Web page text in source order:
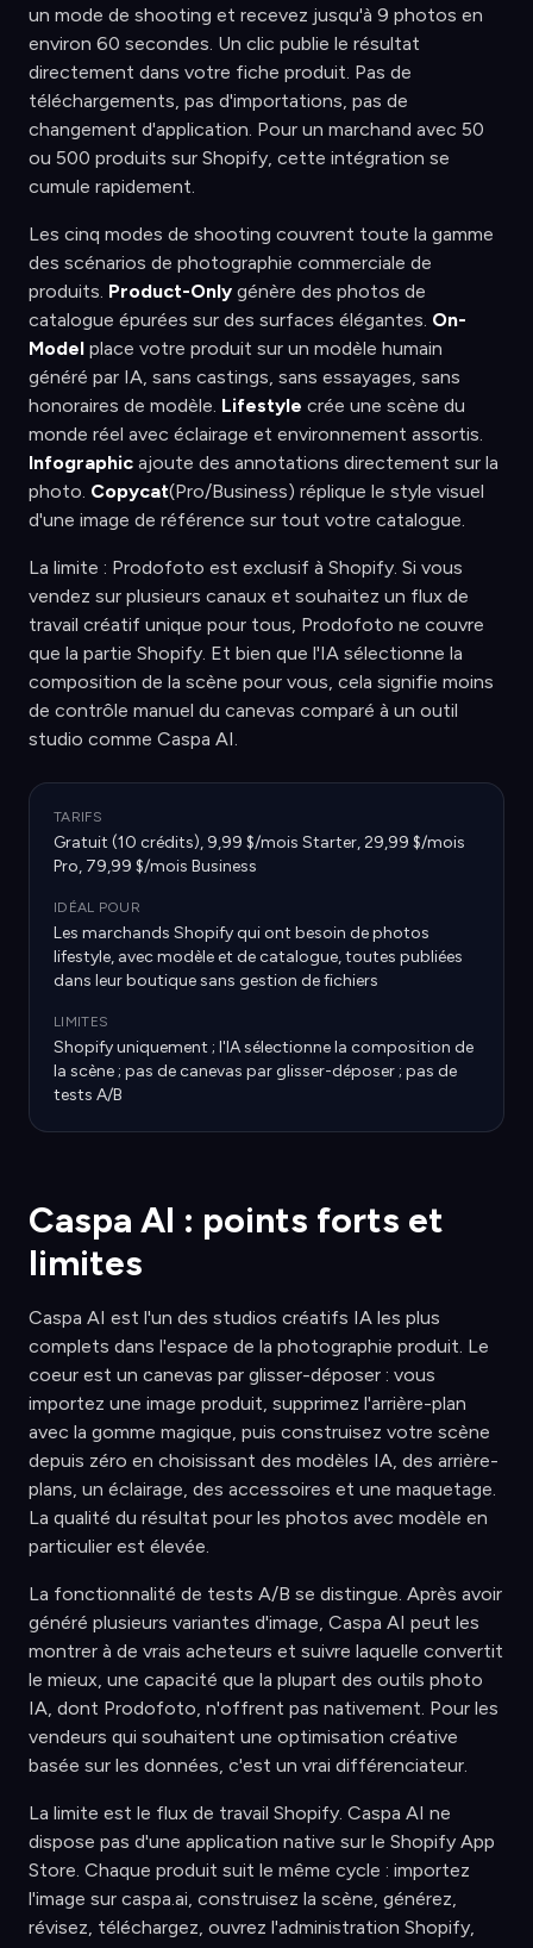
un mode de shooting et recevez jusqu'à 9 photos en
environ 60 secondes. Un clic publie le résultat
directement dans votre fiche produit. Pas de
téléchargements, pas d'importations, pas de
changement d'application. Pour un marchand avec 50
ou 500 produits sur Shopify, cette intégration se
cumule rapidement.
Les cinq modes de shooting couvrent toute la gamme
des scénarios de photographie commerciale de
produits. Product-Only génère des photos de
catalogue épurées sur des surfaces élégantes. On-
Model place votre produit sur un modèle humain
généré par IA, sans castings, sans essayages, sans
honoraires de modèle. Lifestyle crée une scène du
monde réel avec éclairage et environnement assortis.
Infographic ajoute des annotations directement sur la
photo. Copycat(Pro/Business) réplique le style visuel
d'une image de référence sur tout votre catalogue.
La limite : Prodofoto est exclusif à Shopify. Si vous
vendez sur plusieurs canaux et souhaitez un flux de
travail créatif unique pour tous, Prodofoto ne couvre
que la partie Shopify. Et bien que l'IA sélectionne la
composition de la scène pour vous, cela signifie moins
de contrôle manuel du canevas comparé à un outil
studio comme Caspa AI.
TARIFS
Gratuit (10 crédits), 9,99 $/mois Starter, 29,99 $/mois
Pro, 79,99 $/mois Business
IDÉAL POUR
Les marchands Shopify qui ont besoin de photos
lifestyle, avec modèle et de catalogue, toutes publiées
dans leur boutique sans gestion de fichiers
LIMITES
Shopify uniquement ; l'IA sélectionne la composition de
la scène ; pas de canevas par glisser-déposer ; pas de
tests A/B
Caspa AI : points forts et
limites
Caspa AI est l'un des studios créatifs IA les plus
complets dans l'espace de la photographie produit. Le
coeur est un canevas par glisser-déposer : vous
importez une image produit, supprimez l'arrière-plan
avec la gomme magique, puis construisez votre scène
depuis zéro en choisissant des modèles IA, des arrière-
plans, un éclairage, des accessoires et une maquetage.
La qualité du résultat pour les photos avec modèle en
particulier est élevée.
La fonctionnalité de tests A/B se distingue. Après avoir
généré plusieurs variantes d'image, Caspa AI peut les
montrer à de vrais acheteurs et suivre laquelle convertit
le mieux, une capacité que la plupart des outils photo
IA, dont Prodofoto, n'offrent pas nativement. Pour les
vendeurs qui souhaitent une optimisation créative
basée sur les données, c'est un vrai différenciateur.
La limite est le flux de travail Shopify. Caspa AI ne
dispose pas d'une application native sur le Shopify App
Store. Chaque produit suit le même cycle : importez
l'image sur caspa.ai, construisez la scène, générez,
révisez, téléchargez, ouvrez l'administration Shopify,